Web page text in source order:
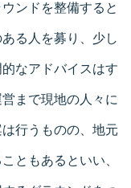
ンドを整備すると
る人を募り、少し
なアドバイスはす
まで現地の人々に
行うものの、地元
ともあるといい、